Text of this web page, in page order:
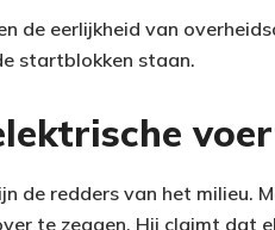
de eerlijkheid van
startblokken staan.
de redders van het milieu.
te zeggen. Hij claimt dat